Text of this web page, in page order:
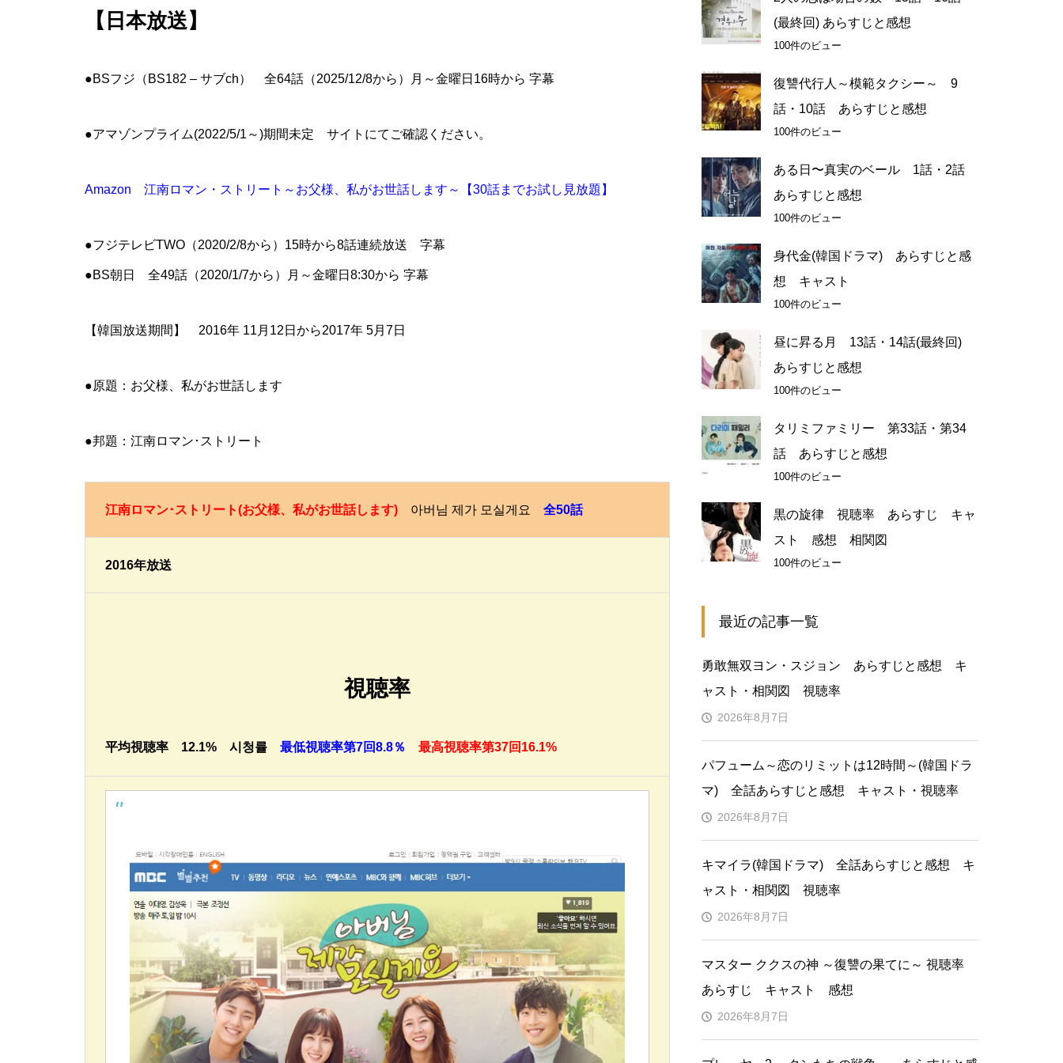
【日本放送】
●BSフジ（BS182 – サブch） 全64話（2025/12/8から）月～金曜日16時から 字幕
●アマゾンプライム(2022/5/1～)期間未定 サイトにてご確認ください。
Amazon 江南ロマン・ストリート～お父様、私がお世話します～【30話までお試し見放題】
●フジテレビTWO（2020/2/8から）15時から8話連続放送 字幕
●BS朝日 全49話（2020/1/7から）月～金曜日8:30から 字幕
【韓国放送期間】 2016年 11月12日から2017年 5月7日
●原題：お父様、私がお世話します
●邦題：江南ロマン･ストリート
江南ロマン･ストリート(お父様、私がお世話します) 아버님 제가 모실게요 全50話
2016年放送
視聴率
平均視聴率 12.1% 시청률 最低視聴率第7回8.8％ 最高視聴率第37回16.1%
(最終回) あらすじと感想
100件のビュー
復讐代行人～模範タクシー～ 9
話・10話 あらすじと感想
100件のビュー
ある日〜真実のベール 1話・2話
あらすじと感想
100件のビュー
身代金(韓国ドラマ) あらすじと感
想 キャスト
100件のビュー
昼に昇る月 13話・14話(最終回)
あらすじと感想
100件のビュー
タリミファミリー 第33話・第34
話 あらすじと感想
100件のビュー
黒の旋律 視聴率 あらすじ キャ
スト 感想 相関図
100件のビュー
最近の記事一覧
勇敢無双ヨン・スジョン あらすじと感想 キ
ャスト・相関図 視聴率
2026年8月7日
パフューム～恋のリミットは12時間～(韓国ドラ
マ) 全話あらすじと感想 キャスト・視聴率
2026年8月7日
キマイラ(韓国ドラマ) 全話あらすじと感想 キ
ャスト・相関図 視聴率
2026年8月7日
マスター ククスの神 ～復讐の果てに～ 視聴率
あらすじ キャスト 感想
2026年8月7日